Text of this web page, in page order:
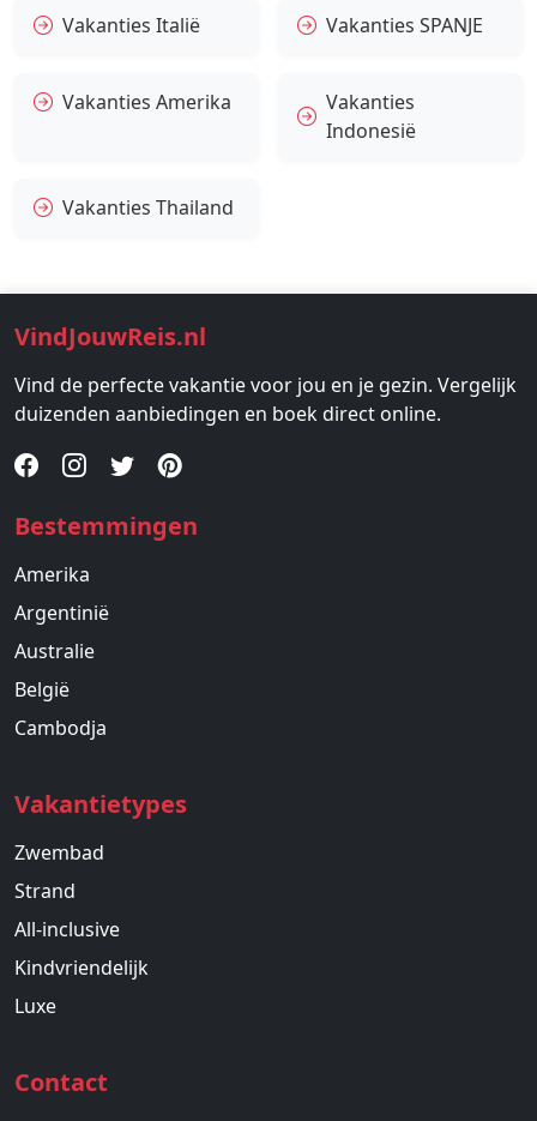
Vakanties Italië Vakanties SPANJE
Vakanties Amerika
Vakanties
Indonesië
Vakanties Thailand
VindJouwReis.nl
Vind de perfecte vakantie voor jou en je gezin. Vergelijk
duizenden aanbiedingen en boek direct online.
Bestemmingen
Amerika
Argentinië
Australie
België
Cambodja
Vakantietypes
Zwembad
Strand
All-inclusive
Kindvriendelijk
Luxe
Contact